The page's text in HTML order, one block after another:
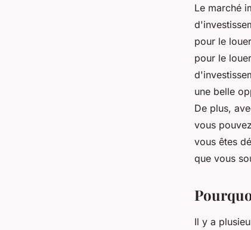
Le marché
pour le
pour le
une belle
De plus,
vous
vous êtes
que vous
Il y a